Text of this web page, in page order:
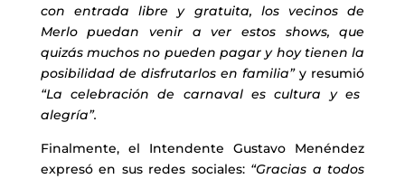
con entrada libre y gratuita, los vecinos de
Merlo puedan venir a ver estos shows, que
quizás muchos no pueden pagar y hoy tienen la
posibilidad de disfrutarlos en familia”y resumió
“La celebración de carnaval es cultura y es
alegría”.
Finalmente, el Intendente Gustavo Menéndez
expresó en sus redes sociales:“Gracias a todos